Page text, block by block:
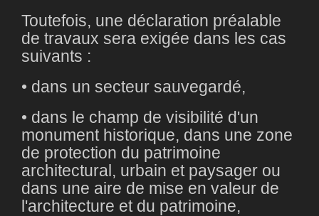
Toutefois, une déclaration préalable
de travaux sera exigée dans les cas
suivants :
• dans un secteur sauvegardé,
• dans le champ de visibilité d'un
monument historique, dans une zone
de protection du patrimoine
architectural, urbain et paysager ou
dans une aire de mise en valeur de
l'architecture et du patrimoine,